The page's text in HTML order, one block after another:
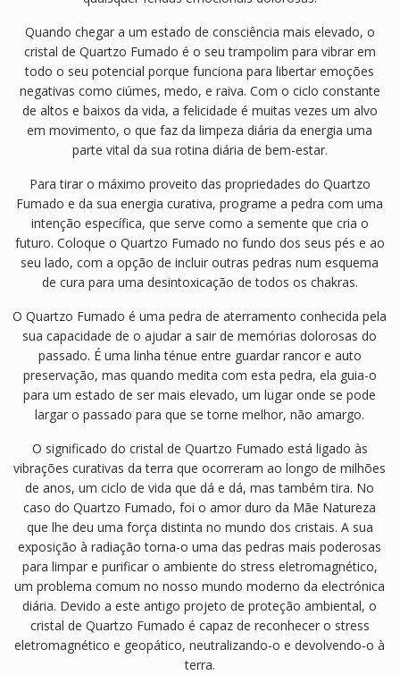
Quando chegar a um estado de consciência mais elevado, o
cristal de Quartzo Fumado é o seu trampolim para vibrar em
todo o seu potencial porque funciona para libertar emoções
negativas como ciúmes, medo, e raiva. Com o ciclo constante
de altos e baixos da vida, a felicidade é muitas vezes um alvo
em movimento, o que faz da limpeza diária da energia uma
parte vital da sua rotina diária de bem-estar.
Para tirar o máximo proveito das propriedades do Quartzo
Fumado e da sua energia curativa, programe a pedra com uma
intenção específica, que serve como a semente que cria o
futuro. Coloque o Quartzo Fumado no fundo dos seus pés e ao
seu lado, com a opção de incluir outras pedras num esquema
de cura para uma desintoxicação de todos os chakras.
O Quartzo Fumado é uma pedra de aterramento conhecida pela
sua capacidade de o ajudar a sair de memórias dolorosas do
passado. É uma linha ténue entre guardar rancor e auto
preservação, mas quando medita com esta pedra, ela guia-o
para um estado de ser mais elevado, um lugar onde se pode
largar o passado para que se torne melhor, não amargo.
O significado do cristal de Quartzo Fumado está ligado às
vibrações curativas da terra que ocorreram ao longo de milhões
de anos, um ciclo de vida que dá e dá, mas também tira. No
caso do Quartzo Fumado, foi o amor duro da Mãe Natureza
que lhe deu uma força distinta no mundo dos cristais. A sua
exposição à radiação torna-o uma das pedras mais poderosas
para limpar e purificar o ambiente do stress eletromagnético,
um problema comum no nosso mundo moderno da electrónica
diária. Devido a este antigo projeto de proteção ambiental, o
cristal de Quartzo Fumado é capaz de reconhecer o stress
eletromagnético e geopático, neutralizando-o e devolvendo-o à
terra.